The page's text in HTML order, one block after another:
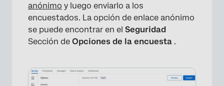
×
anónimo y luego enviarlo a los
encuestados. La opción de enlace anónimo
se puede encontrar en el Seguridad
Sección de Opciones de la encuesta .